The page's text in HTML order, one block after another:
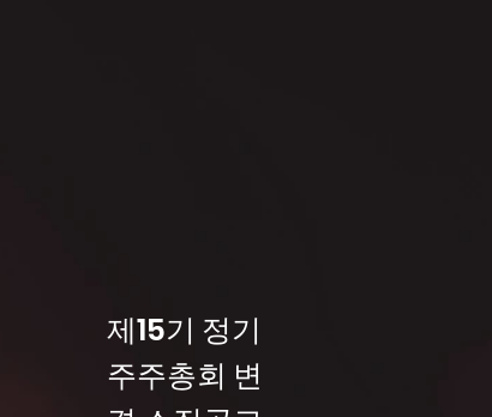
제15기 정기
주주총회 변